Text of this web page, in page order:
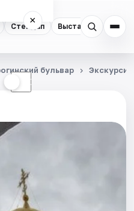
Стендап Выставки
×
☾
бульвар Экскурсии